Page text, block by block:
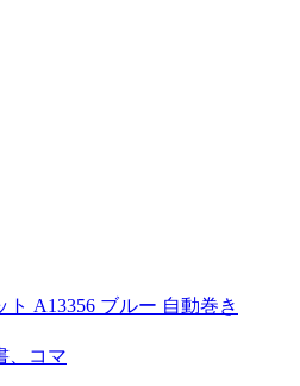
A13356 ブルー 自動巻き
、コマ